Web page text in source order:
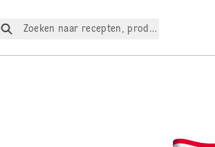
Zoeken naar recepten, producten, enz.